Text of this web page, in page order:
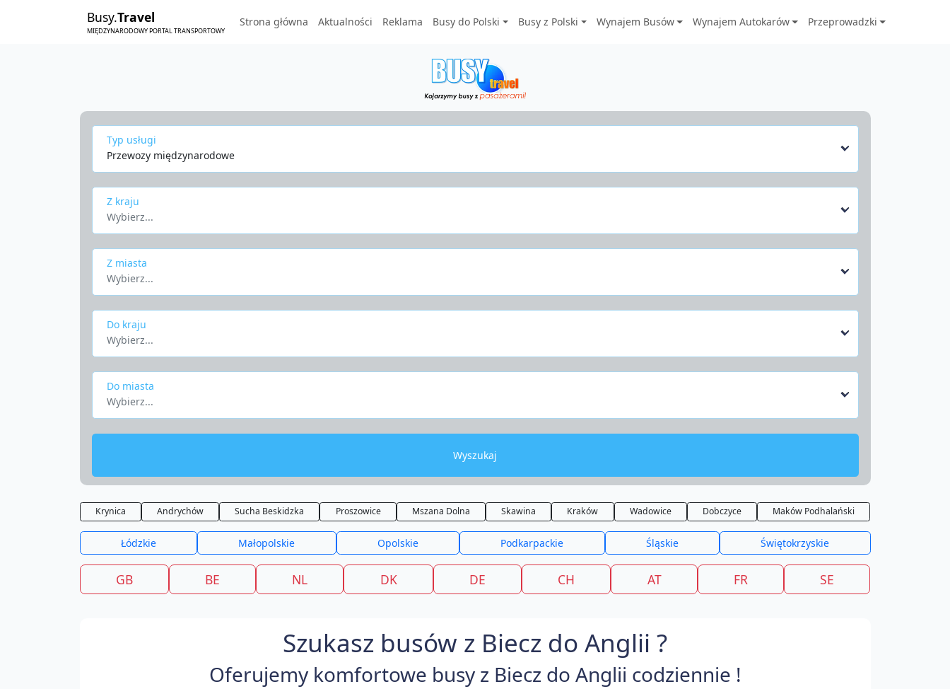
Busy.Travel
MIĘDZYNARODOWY PORTAL TRANSPORTOWY
Strona główna Aktualności Reklama Busy do Polski Busy z Polski Wynajem Busów Wynajem Autokarów Przeprowadzki
Typ usługi
Przewozy międzynarodowe
Z kraju
Wybierz...
Z miasta
Wybierz...
Do kraju
Wybierz...
Do miasta
Wybierz...
Wyszukaj
Krynica Andrychów Sucha Beskidzka Proszowice Mszana Dolna Skawina Kraków Wadowice Dobczyce Maków Podhalański
Łódzkie Małopolskie Opolskie Podkarpackie Śląskie Świętokrzyskie
GB BE NL DK DE CH AT FR SE
Szukasz busów z Biecz do Anglii ?
Oferujemy komfortowe busy z Biecz do Anglii codziennie !